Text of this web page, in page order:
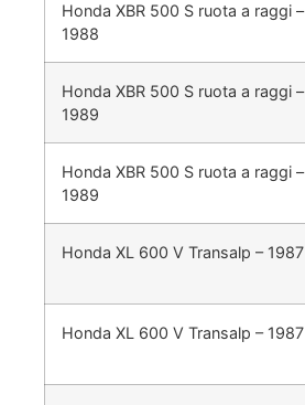
Honda XBR 500 S ruota a raggi –
1988
Honda XBR 500 S ruota a raggi –
1989
Honda XBR 500 S ruota a raggi –
1989
Honda XL 600 V Transalp – 1987
Honda XL 600 V Transalp – 1987